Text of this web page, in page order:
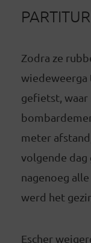
Zodra ze
wiedeweerga
gefietst, waar
meter
volgende dag
nagenoeg
werd het
Escher